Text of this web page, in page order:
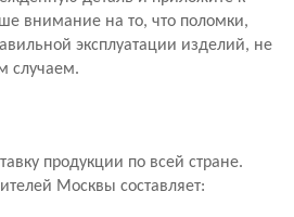
внимание на то, что поломки,
эксплуатации изделий, не
случаем.
продукции по всей стране.
Москвы составляет: